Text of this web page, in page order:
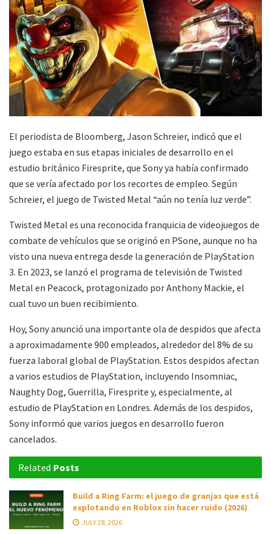
El periodista de Bloomberg, Jason Schreier, indicó que el
juego estaba en sus etapas iniciales de desarrollo en el
estudio británico Firesprite, que Sony ya había confirmado
que se vería afectado por los recortes de empleo. Según
Schreier, el juego de Twisted Metal “aún no tenía luz verde”.
Twisted Metal es una reconocida franquicia de videojuegos de
combate de vehículos que se originó en PSone, aunque no ha
visto una nueva entrega desde la generación de PlayStation
3. En 2023, se lanzó el programa de televisión de Twisted
Metal en Peacock, protagonizado por Anthony Mackie, el
cual tuvo un buen recibimiento.
Hoy, Sony anunció una importante ola de despidos que afecta
a aproximadamente 900 empleados, alrededor del 8% de su
fuerza laboral global de PlayStation. Estos despidos afectan
a varios estudios de PlayStation, incluyendo Insomniac,
Naughty Dog, Guerrilla, Firesprite y, especialmente, al
estudio de PlayStation en Londres. Además de los despidos,
Sony informó que varios juegos en desarrollo fueron
cancelados.
Related Posts
Build a Ring Farm: el juego de granjas que está
explotando en Roblox sin hacer ruido (2026)
JULY 28, 2026